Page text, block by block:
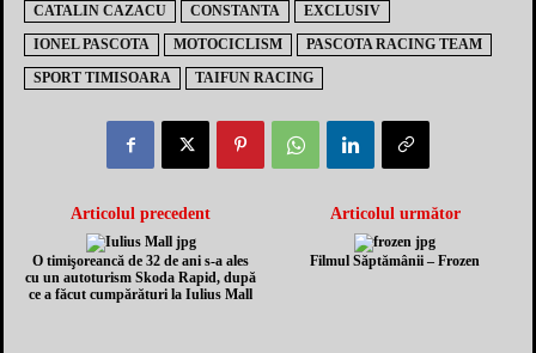
CATALIN CAZACU
CONSTANTA
EXCLUSIV
IONEL PASCOTA
MOTOCICLISM
PASCOTA RACING TEAM
SPORT TIMISOARA
TAIFUN RACING
Articolul precedent
O timişoreancă de 32 de ani s-a ales
cu un autoturism Skoda Rapid, după
ce a făcut cumpărături la Iulius Mall
Articolul următor
Filmul Săptămânii – Frozen